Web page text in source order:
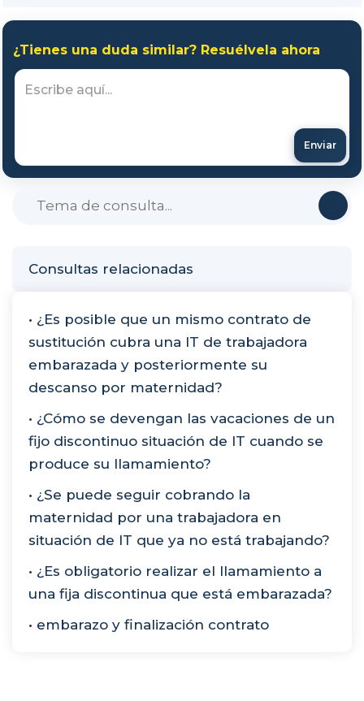
Consultas relacionadas
• ¿Es posible que un mismo contrato de
sustitución cubra una IT de trabajadora
embarazada y posteriormente su
descanso por maternidad?
• ¿Cómo se devengan las vacaciones de un
fijo discontinuo situación de IT cuando se
produce su llamamiento?
• ¿Se puede seguir cobrando la
maternidad por una trabajadora en
situación de IT que ya no está trabajando?
• ¿Es obligatorio realizar el llamamiento a
una fija discontinua que está embarazada?
• embarazo y finalización contrato
¿Tienes una duda similar? Resuélvela ahora
Enviar